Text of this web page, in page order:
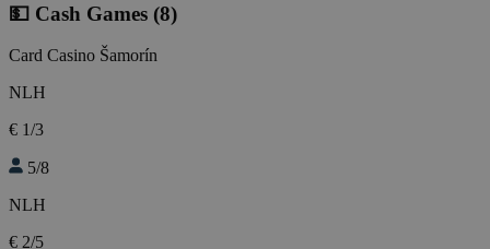
💵 Cash Games (8)
Card Casino Šamorín
NLH
€ 1/3
5/8
NLH
€ 2/5